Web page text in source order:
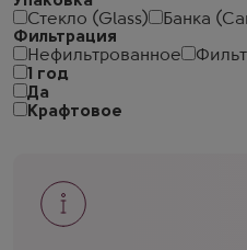
Стекло (Glass)
Банка
Фильтрация
Нефильтрованное
1 год
Да
Крафтовое